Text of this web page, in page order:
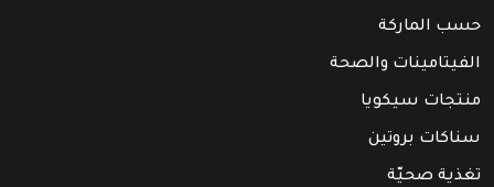
حسب الماركة
الفيتامينات والصحة
منتجات سيكويا
سناكات بروتين
تغذية صحيّة